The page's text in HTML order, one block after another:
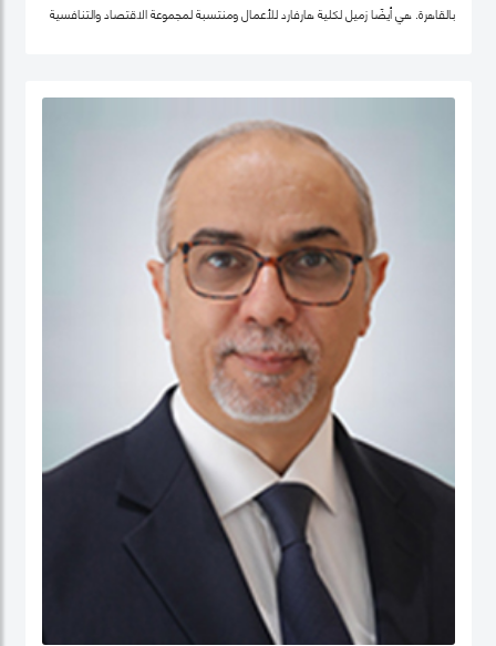
بالقاهرة. هي أيضًا زميل لكلية هارفارد للأعمال ومنتسبة لمجموعة الاقتصاد والتنافسية
وصناديق الثروة السيادية. نشرت أعمالها البحثية في دوريات علمية دولية في مجال الإدارة
والعلوم التطبيقية، مجلة الأعمال والاقتصاد؛ وجامعة كامبريدج. الدكتورة منى حاليًا عضو
في شبكة الخبراء الإقليمية التابعة لمنظمة الأغذية والزراعة ورئيستها ايضا. حصلت على
درجة الدكتوراه. من كلية الاقتصاد والعلوم السياسية بجامعة القاهرة، وشهادتي الماجستير
والبكالوريوس في الاقتصاد من الجامعة الأمريكية بالقاهرة.